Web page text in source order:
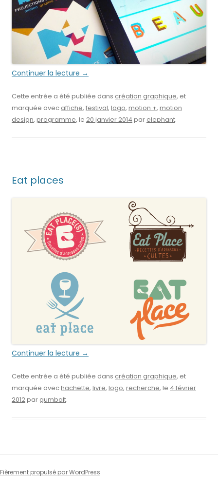
Continuer la lecture →
Cette entrée a été publiée dans création graphique, et
marquée avec affiche, festival, logo, motion +, motion
design, programme, le 20 janvier 2014 par elephant.
Eat places
Continuer la lecture →
Cette entrée a été publiée dans création graphique, et
marquée avechachette, livre, logo, recherche, le 4 février
2012par gumbalt.
Fièrement propulsé par WordPress